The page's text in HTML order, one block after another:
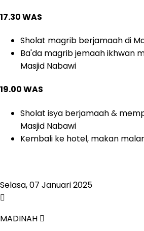
17.30 WAS
Sholat magrib berjamaah di
Ba'da magrib jemaah ikhwan
Masjid Nabawi
19.00 WAS
Sholat isya berjamaah &
Masjid Nabawi
Kembali ke hotel, makan
Selasa, 07 Januari 2025
MADINAH